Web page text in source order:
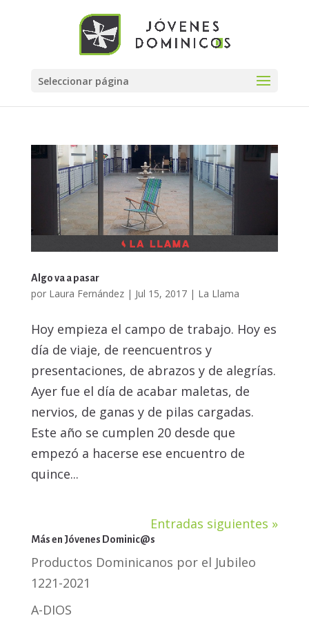
Seleccionar página
Algo va a pasar
por Laura Fernández| Jul 15, 2017| La Llama
Hoy empieza el campo de trabajo. Hoy es
día de viaje, de reencuentros y
presentaciones, de abrazos y de alegrías.
Ayer fue el día de acabar maletas, de
nervios, de ganas y de pilas cargadas.
Este año se cumplen 20 desde que
empezó a hacerse ese encuentro de
quince...
Entradas siguientes »
Más en Jóvenes Dominic@s
Productos Dominicanos por el Jubileo
1221-2021
A-DIOS